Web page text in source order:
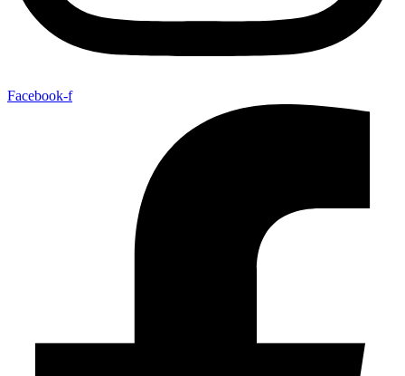
Facebook-f